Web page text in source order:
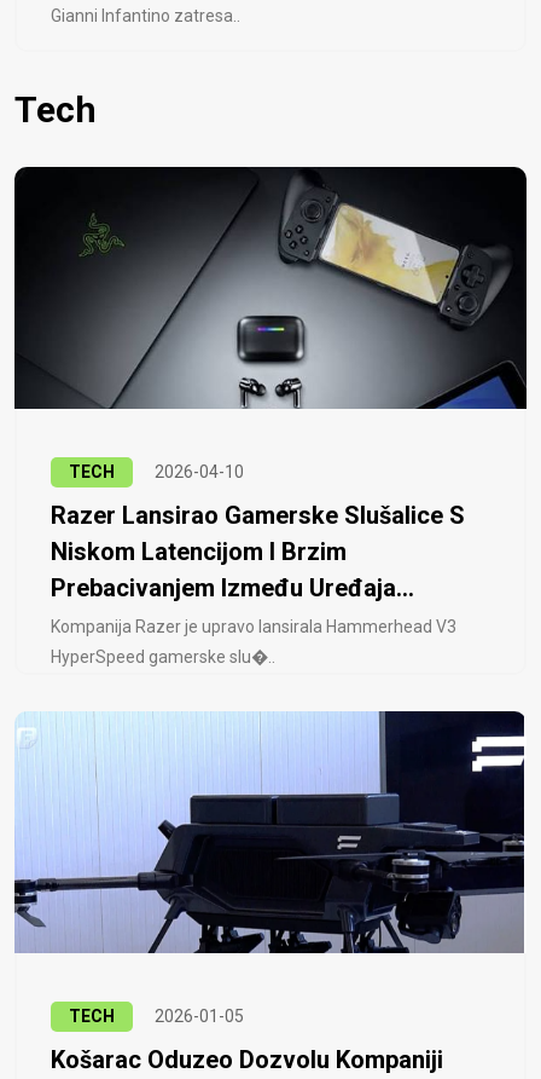
Gianni Infantino zatresa..
Tech
TECH 2026-04-10
Razer Lansirao Gamerske Slušalice S
Niskom Latencijom I Brzim
Prebacivanjem Između Uređaja...
Kompanija Razer je upravo lansirala Hammerhead V3
HyperSpeed ​​gamerske slu�..
TECH 2026-01-05
Košarac Oduzeo Dozvolu Kompaniji